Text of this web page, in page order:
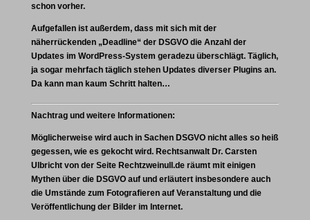
schon vorher.
Aufgefallen ist außerdem, dass mit sich mit der
näherrückenden „Deadline“ der DSGVO die Anzahl der
Updates im WordPress-System geradezu überschlägt. Täglich,
ja sogar mehrfach täglich stehen Updates diverser Plugins an.
Da kann man kaum Schritt halten…
Nachtrag und weitere Informationen:
Möglicherweise wird auch in Sachen DSGVO nicht alles so heiß
gegessen, wie es gekocht wird. Rechtsanwalt Dr. Carsten
Ulbricht von der Seite Rechtzweinull.de räumt mit einigen
Mythen über die DSGVO auf und erläutert insbesondere auch
die Umstände zum Fotografieren auf Veranstaltung und die
Veröffentlichung der Bilder im Internet.